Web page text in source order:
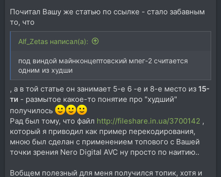
Почитал Вашу же статью по ссылке - стало забавным
то, что
Alf_Zetas написал(а):
под виндой майнконцептовский мпег-2 считается
одним из худши
, а в той статье он занимает 5-е 6 -е и 8-е место из 15-
ти - размытое какое-то понятие про "худший"
получилось
Рад был тому, что файл http://fileshare.in.ua/3700142 ,
который я приводил как пример перекодирования,
мною был сделан с применением топового с Вашей
точки зрения Nero Digital AVC ну просто по наитию..
Вобщем полезный для меня получился топик, хотя и